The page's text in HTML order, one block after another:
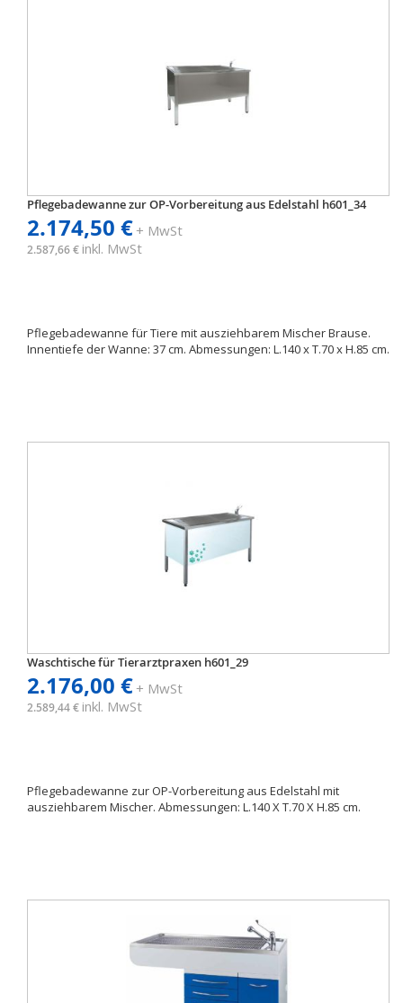
Pflegebadewanne zur OP-Vorbereitung aus Edelstahl h601_34
2.174,50 €+ MwSt
2.587,66 € inkl. MwSt
Pflegebadewanne für Tiere mit ausziehbarem Mischer Brause.
Innentiefe der Wanne: 37 cm. Abmessungen: L.140 x T.70 x H.85 cm.
Waschtische für Tierarztpraxen h601_29
2.176,00 €+ MwSt
2.589,44 € inkl. MwSt
Pflegebadewanne zur OP-Vorbereitung aus Edelstahl mit
ausziehbarem Mischer. Abmessungen: L.140 X T.70 X H.85 cm.